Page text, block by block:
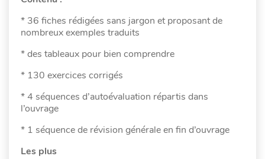
* 36 fiches rédigées sans jargon et proposant de
nombreux exemples traduits
* des tableaux pour bien comprendre
* 130 exercices corrigés
* 4 séquences d’autoévaluation répartis dans
l’ouvrage
* 1 séquence de révision générale en fin d’ouvrage
Les plus